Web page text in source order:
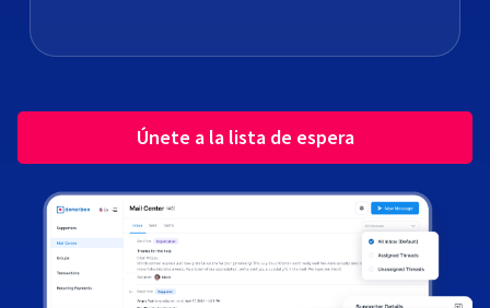
Únete a la lista de espera